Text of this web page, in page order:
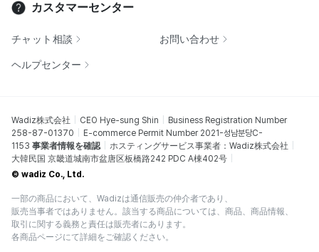
カスタマーセンター
チャット相談 お問い合わせ
ヘルプセンター
Wadiz株式会社 CEO Hye-sung Shin
Business Registration Number
258-87-01370
E-commerce Permit Number 2021-성남분당C-
1153 事業者情報を確認
ホスティングサービス事業者：Wadiz株式会社
大韓民国 京畿道城南市盆唐区板橋路242 PDC A棟402号
© wadiz Co., Ltd.
一部の商品において、Wadizは通信販売の仲介者であり、
販売当事者ではありません。該当する商品については、商品、商品情報、
取引に関する義務と責任は販売者にあります。
各商品ページにて詳細をご確認ください。